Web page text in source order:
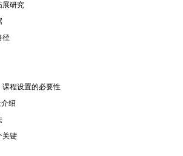
展研究
径
程设置的必要性
绍
关键